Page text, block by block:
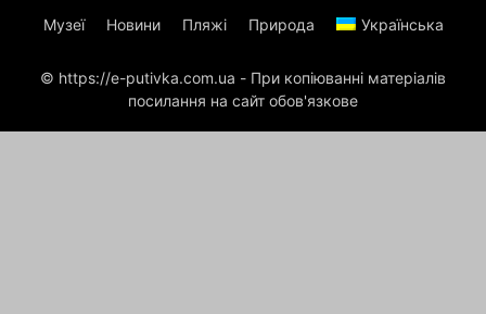
Музеї Новини Пляжі Природа Українська
© https://e-putivka.com.ua - При копіюванні матеріалів
посилання на сайт обов'язкове